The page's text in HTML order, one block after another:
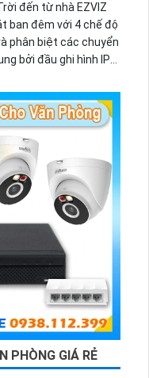
đến từ nhà EZVIZ
ban đêm với 4 chế độ
phân biệt các chuyển
bởi đầu ghi hình IP
PHÒNG GIÁ RẺ